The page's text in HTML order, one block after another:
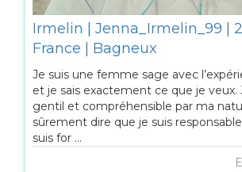
Irmelin | Jenna_Irmelin_99 |
France | Bagneux
Je suis une femme sage avec
et je sais exactement ce que je veux.
gentil et compréhensible par ma
sûrement dire que je suis
suis for ...